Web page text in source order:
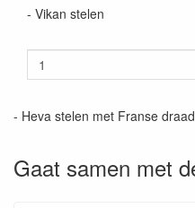
- Vikan stelen
- Heva stelen met Franse
Gaat samen met